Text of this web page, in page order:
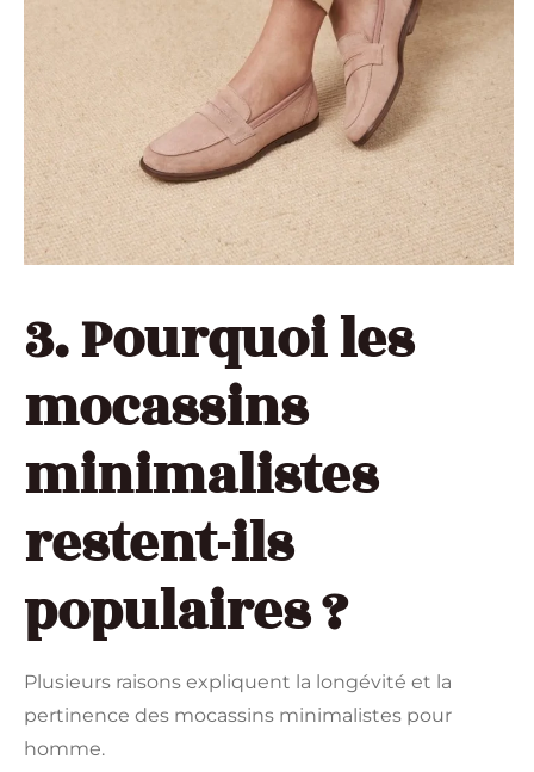
3. Pourquoi les
mocassins
minimalistes
restent-ils
populaires ?
Plusieurs raisons expliquent la longévité et la
pertinence des mocassins minimalistes pour
homme.